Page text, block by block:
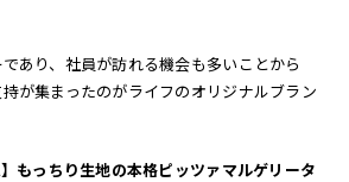
あり、社員が訪れる機会も多いことから
が集まったのがライフのオリジナルブラン
もっちり生地の本格ピッツァマルゲリータ